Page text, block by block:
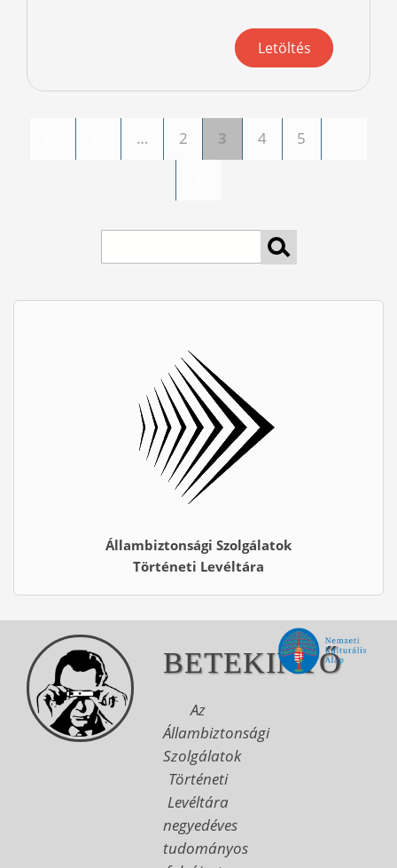
Letöltés
Oldalak … 2 3 4 5
Állambiztonsági Szolgálatok
Történeti Levéltára
BETEKINTŐ
Az
Állambiztonsági
Szolgálatok
Történeti
Levéltára
negyedéves
tudományos